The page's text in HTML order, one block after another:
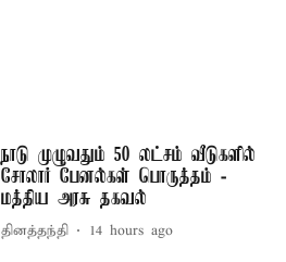
நாடு முழுவதும் 50 லட்சம் வீடுகளில்
சோலார் பேனல்கள் பொருத்தம் -
மத்திய அரசு தகவல்
தினத்தந்தி 14 hours ago